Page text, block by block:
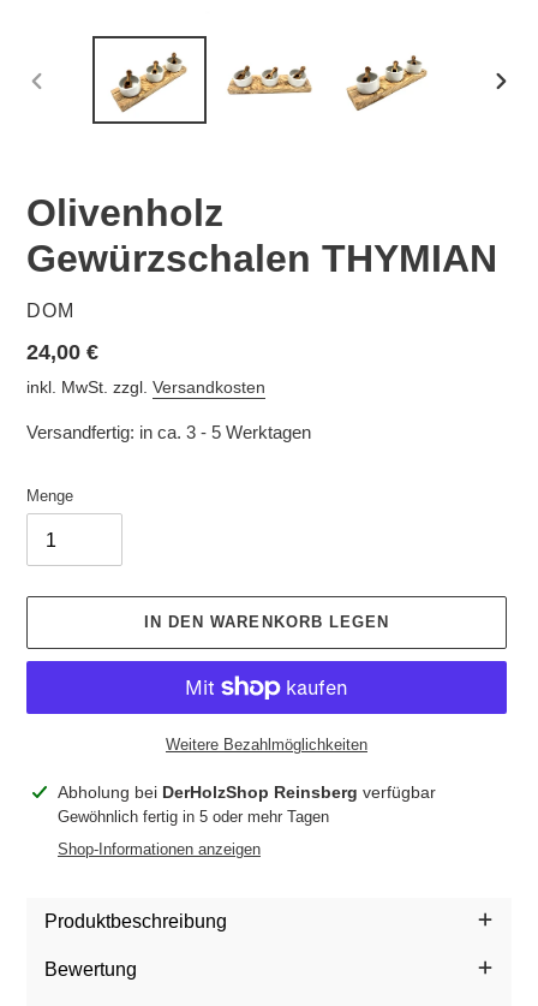
VORHERIGER
SCHIEBER
Olivenholz
Gewürzschalen THYMIAN
VERKÄUFER
DOM
Normaler
Preis
24,00 €
inkl. MwSt. zzgl. Versandkosten
Versandfertig: in ca. 3 - 5 Werktagen
Menge
IN DEN WARENKORB LEGEN
Weitere Bezahlmöglichkeiten
ProduktAbholung bei DerHolzShop Reinsberg verfügbar
Gewöhnlich fertig in 5 oder mehr Tagen
Shop-Informationen anzeigen
Produktbeschreibung
Bewertung